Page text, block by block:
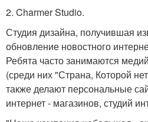
2. Charmer Studio.
Студия дизайна, получившая
обновление новостного
Ребята часто занимаются
(среди них "Страна, Которой
также делают персональные
интернет - магазинов, студий